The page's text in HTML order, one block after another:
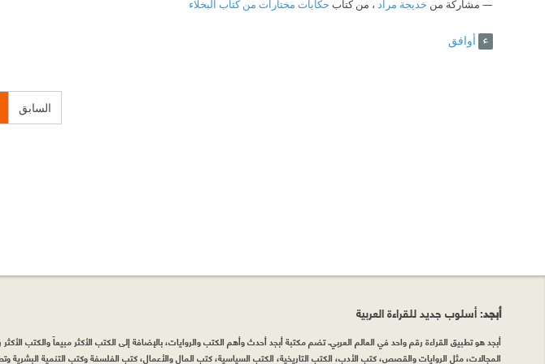
‫ أفتريد أن يكون جلاسه على هذه الشريطة
مشاركة من خديجة مراد ، من كتاب حكايات مختارات من كتاب البخلاء
أوافق
السابق
أبجد: أسلوب جديد للقراءة العربية
أبجد هو تطبيق القراءة رقم واحد في العالم العربي. تضم مكتبة أبجد أحدث وأهم الكتب والروايات، بالإضافة إلى الكتب الأكثر مبيعاً والكتب
المجالات، مثل الروايات والقصص، كتب الأدب، الكتب التاريخية، الكتب السياسية، كتب المال والأعمال، كتب الفلسفة وكتب التنمية البشرية